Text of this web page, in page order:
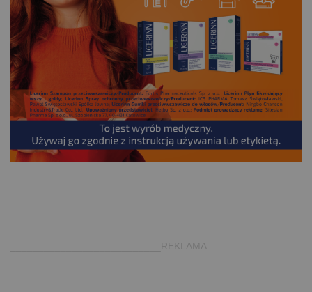
___________________________REKLAMA